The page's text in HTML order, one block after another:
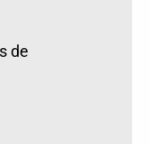
de